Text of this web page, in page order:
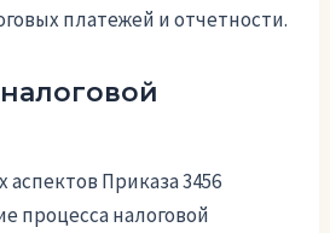
платежей и отчетности.
Приказа 3456
процесса налоговой